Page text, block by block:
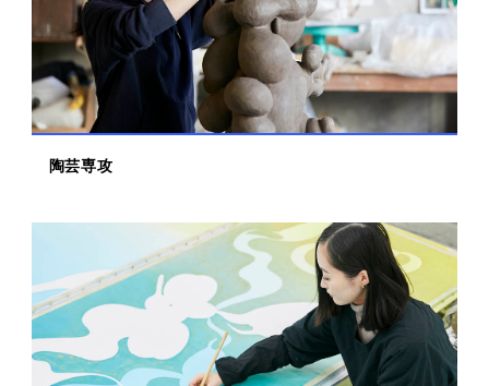
陶芸専攻